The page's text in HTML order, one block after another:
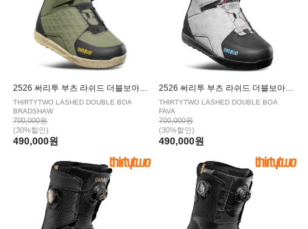
2526 써리투 부츠 라쉬드 더블보아 브래드쇼 OLIVE BLACK
THIRTYTWO LASHED DOUBLE BOA
BRADSHAW
700,000원
(30%할인)
490,000원
2526 써리투 부츠 라쉬드 더블보아 파바 BLACK BLUE
THIRTYTWO LASHED DOUBLE BOA
FAVA
700,000원
(30%할인)
490,000원